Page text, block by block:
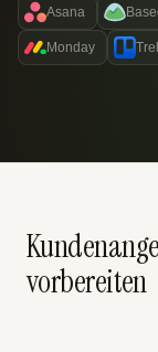
Asana
Monday
vorbereiten